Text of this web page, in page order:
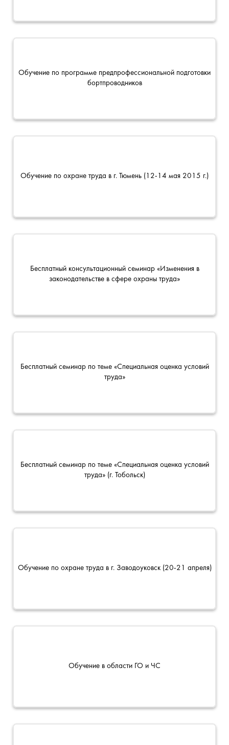
Обучение по программе предпрофессиональной подготовки
бортпроводников
Обучение по охране труда в г. Тюмень (12-14 мая 2015 г.)
Бесплатный консультационный семинар «Изменения в
законодательстве в сфере охраны труда»
Бесплатный семинар по теме «Специальная оценка условий
труда»
Бесплатный семинар по теме «Специальная оценка условий
труда» (г. Тобольск)
Обучение по охране труда в г. Заводоуковск (20-21 апреля)
Обучение в области ГО и ЧС